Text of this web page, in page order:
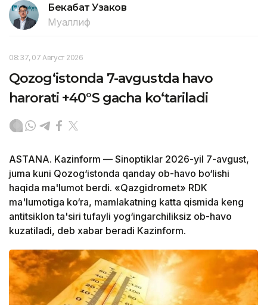
Бекабат Узаков
Муаллиф
08:37, 07 Август 2026
Qozog‘istonda 7-avgustda havo
harorati +40°S gacha ko‘tariladi
ASTANA. Kazinform — Sinoptiklar 2026-yil 7-avgust,
juma kuni Qozog‘istonda qanday ob-havo bo‘lishi
haqida ma'lumot berdi. «Qazgidromet» RDK
ma'lumotiga ko‘ra, mamlakatning katta qismida keng
antitsiklon ta'siri tufayli yog‘ingarchiliksiz ob-havo
kuzatiladi, deb xabar beradi Kazinform.